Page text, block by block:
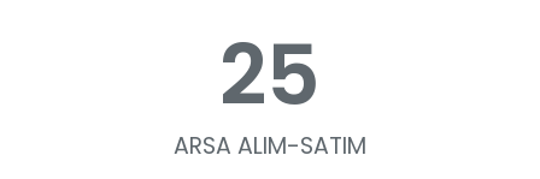
25
ARSA ALIM-SATIM